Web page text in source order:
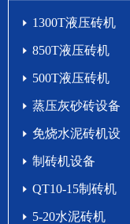
1300T液压砖机
850T液压砖机
500T液压砖机
蒸压灰砂砖设备
免烧水泥砖机设
备生产线
制砖机设备
QT10-15制砖机
5-20水泥砖机